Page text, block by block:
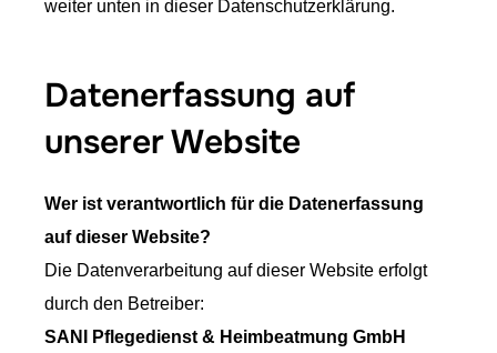
weiter unten in dieser Datenschutzerklärung.
Datenerfassung auf
unserer Website
Wer ist verantwortlich für die Datenerfassung
auf dieser Website?
Die Datenverarbeitung auf dieser Website erfolgt
durch den Betreiber:
SANI Pflegedienst & Heimbeatmung GmbH